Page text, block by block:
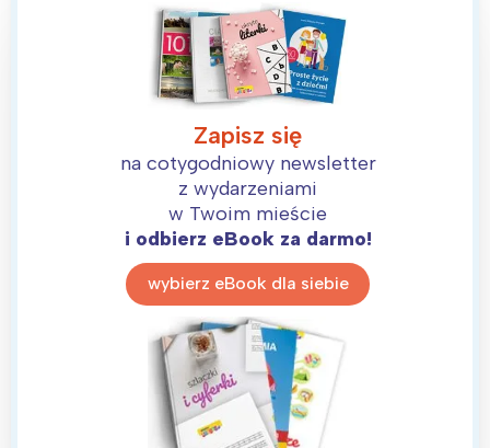
Zapisz się
na cotygodniowy newsletter
z wydarzeniami
w Twoim mieście
i odbierz eBook za darmo!
wybierz eBook dla siebie